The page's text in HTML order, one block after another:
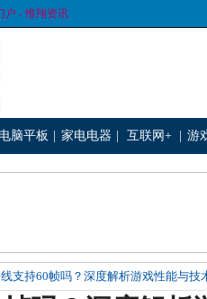
户 - 惟翔资讯
电脑平板 家电电器 互联网+ 游
支持60帧吗？深度解析游戏性能与技